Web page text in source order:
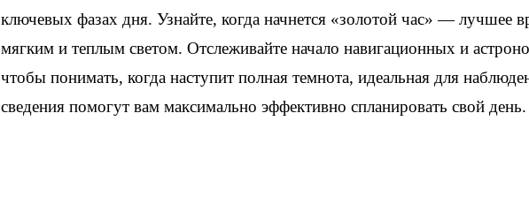
ключевых фазах дня. Узнайте, когда начнется «золотой час» — лучшее
мягким и теплым светом. Отслеживайте начало навигационных и
чтобы понимать, когда наступит полная темнота, идеальная для
сведения помогут вам максимально эффективно спланировать свой день.